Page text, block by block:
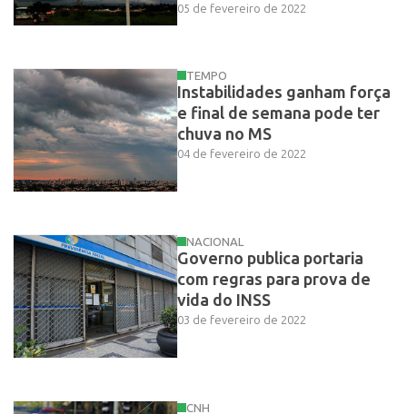
05 de fevereiro de 2022
TEMPO
Instabilidades ganham força
e final de semana pode ter
chuva no MS
04 de fevereiro de 2022
NACIONAL
Governo publica portaria
com regras para prova de
vida do INSS
03 de fevereiro de 2022
CNH